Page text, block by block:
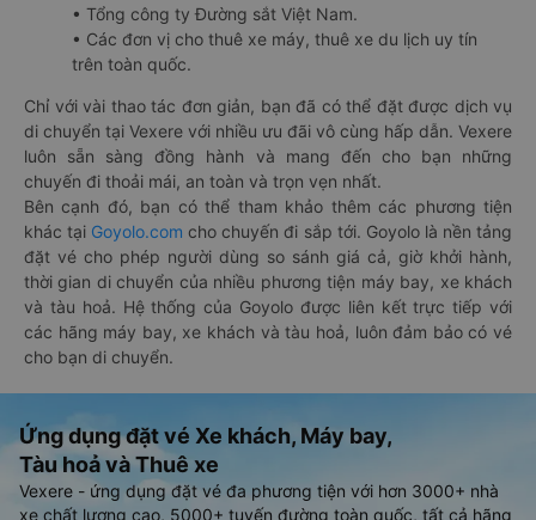
• Tổng công ty Đường sắt Việt Nam.
• Các đơn vị cho thuê xe máy, thuê xe du lịch uy tín
trên toàn quốc.
Chỉ với vài thao tác đơn giản, bạn đã có thể đặt được dịch vụ
di chuyển tại Vexere với nhiều ưu đãi vô cùng hấp dẫn. Vexere
luôn sẵn sàng đồng hành và mang đến cho bạn những
chuyến đi thoải mái, an toàn và trọn vẹn nhất.
Bên cạnh đó, bạn có thể tham khảo thêm các phương tiện
khác tại Goyolo.com cho chuyến đi sắp tới. Goyolo là nền tảng
đặt vé cho phép người dùng so sánh giá cả, giờ khởi hành,
thời gian di chuyển của nhiều phương tiện máy bay, xe khách
và tàu hoả. Hệ thống của Goyolo được liên kết trực tiếp với
các hãng máy bay, xe khách và tàu hoả, luôn đảm bảo có vé
cho bạn di chuyển.
Ứng dụng đặt vé Xe khách, Máy bay,
Tàu hoả và Thuê xe
Vexere - ứng dụng đặt vé đa phương tiện với hơn 3000+ nhà
xe chất lượng cao, 5000+ tuyến đường toàn quốc, tất cả hãng